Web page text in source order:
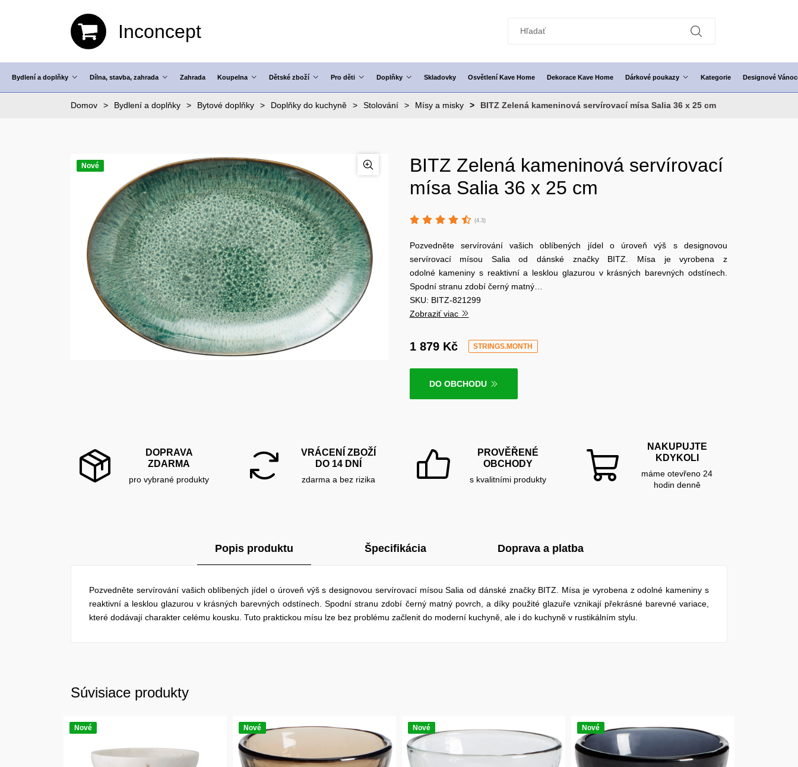
Inconcept
Bydlení a doplňky Dílna, stavba, zahrada Zahrada Koupelna Dětské zboží Pro děti Doplňky Skladovky Osvětlení Kave Home Dekorace Kave Home Dárkové poukazy Kategorie Designové
Domov Bydlení a doplňky Bytové doplňky Doplňky do kuchyně Stolování Mísy a misky BITZ Zelená kameninová servírovací mísa Salia 36 x 25 cm
Nové
BITZ Zelená kameninová servírovací
mísa Salia 36 x 25 cm
(4.3)
Pozvedněte servírování vašich oblíbených jídel o úroveň výš s designovou
servírovací mísou Salia od dánské značky BITZ. Mísa je vyrobena z
odolné kameniny s reaktivní a lesklou glazurou v krásných barevných odstínech.
Spodní stranu zdobí černý matný…
SKU: BITZ-821299
Zobraziť viac
1 879 Kč STRINGS.MONTH
DO OBCHODU
DOPRAVA
ZDARMA
pro vybrané produkty
VRÁCENÍ ZBOŽÍ
DO 14 DNÍ
zdarma a bez rizika
PROVĚŘENÉ
OBCHODY
s kvalitními produkty
NAKUPUJTE
KDYKOLI
máme otevřeno 24
hodin denně
Popis produktu Špecifikácia Doprava a platba
Pozvedněte servírování vašich oblíbených jídel o úroveň výš s designovou servírovací mísou Salia od dánské značky BITZ. Mísa je vyrobena z odolné kameniny s
reaktivní a lesklou glazurou v krásných barevných odstínech. Spodní stranu zdobí černý matný povrch, a díky použité glazuře vznikají překrásné barevné variace,
které dodávají charakter celému kousku. Tuto praktickou mísu lze bez problému začlenit do moderní kuchyně, ale i do kuchyně v rustikálním stylu.
Súvisiace produkty
Nové Nové Nové Nové